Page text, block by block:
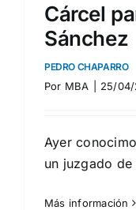
Cárcel
Sánchez
PEDRO CHAPARRO
Por MBA 25/
Ayer
un juzgado
Más información